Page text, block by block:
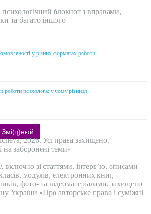
блокнот з вправами,
та багато іншого
у різних форматах роботи
роботи психолога: у чому різниця
Змі(ц)нюй
2026. Усі права захищено.
на заборонені теми»
включно зі статтями, інтерв’ю, описами
модулів, електронних книг,
фото- та відеоматеріалами, захищено
України «Про авторське право і суміжні